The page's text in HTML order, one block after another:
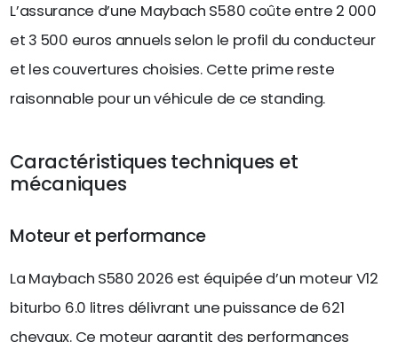
L’assurance d’une Maybach S580 coûte entre 2 000
et 3 500 euros annuels selon le profil du conducteur
et les couvertures choisies. Cette prime reste
raisonnable pour un véhicule de ce standing.
Caractéristiques techniques et
mécaniques
Moteur et performance
La Maybach S580 2026 est équipée d’un moteur V12
biturbo 6.0 litres délivrant une puissance de 621
chevaux. Ce moteur garantit des performances